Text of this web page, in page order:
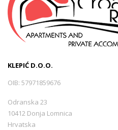
KLEPIĆ D.O.O.
OIB: 57971859676
Odranska 23
10412 Donja Lomnica
Hrvatska